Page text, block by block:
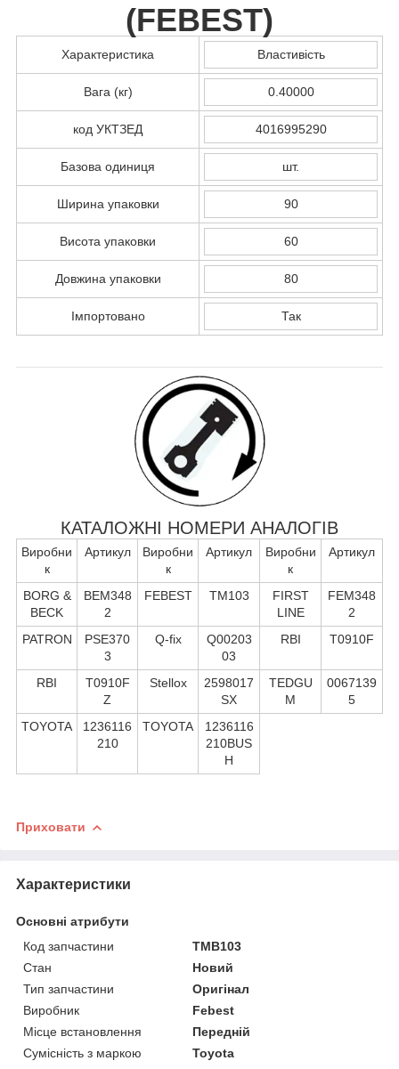
(FEBEST)
Характеристика Властивість
Вага (кг) 0.40000
код УКТЗЕД 4016995290
Базова одиниця шт.
Ширина упаковки 90
Висота упаковки 60
Довжина упаковки 80
Імпортовано Так
КАТАЛОЖНІ НОМЕРИ АНАЛОГІВ
Виробни
к
Артикул
Виробни
к
Артикул
Виробни
к
Артикул
BORG &
BECK
BEM348
2
FEBEST TM103
FIRST
LINE
FEM348
2
PATRON
PSE370
3
Q-fix
Q00203
03
RBI T0910F
RBI
T0910F
Z
Stellox
2598017
SX
TEDGU
M
0067139
5
TOYOTA
1236116
210
TOYOTA
1236116
210BUS
H
Приховати
Характеристики
Основні атрибути
Код запчастини
TMB103
Стан
Новий
Тип запчастини
Оригінал
Виробник
Febest
Місце встановлення
Передній
Сумісність з маркою
Toyota